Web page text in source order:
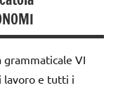
grammaticale VI
lavoro e tutti i